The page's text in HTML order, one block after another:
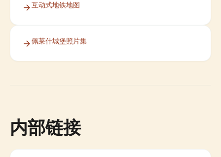
互动式地铁地图
佩莱什城堡照片集
内部链接